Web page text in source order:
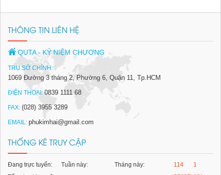
Bình giữ nhiệt Đặt hàng
THÔNG TIN LIÊN HỆ
QUTA - KỶ NIỆM CHƯƠNG
TRỤ SỞ CHÍNH:
1069 Đường 3 tháng 2, Phường 6, Quận 11, Tp.HCM
ĐIỆN THOẠI: 0839 1111 68
FAX: (028) 3955 3289
EMAIL: phukimhai@gmail.com
THỐNG KÊ TRUY CẬP
Đang trực tuyến: 1
Tuần này: 114
Tháng này: